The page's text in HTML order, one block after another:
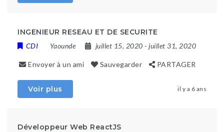
INGENIEUR RESEAU ET DE SECURITE
CDI Yaounde juillet 15, 2020 - juillet 31, 2020
Envoyer à un ami Sauvegarder PARTAGER
Voir plus il y a 6 ans
Développeur Web ReactJS